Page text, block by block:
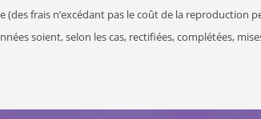
(des frais n’excédant pas le coût de la reproduction
soient, selon les cas, rectifiées, complétées,